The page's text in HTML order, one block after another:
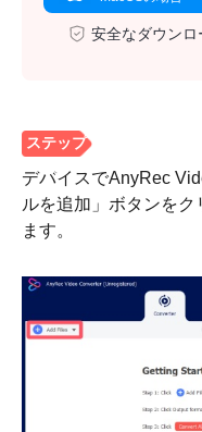
安全なダウンロ
デバイスでAnyRec
ルを追加」ボタンを
ます。